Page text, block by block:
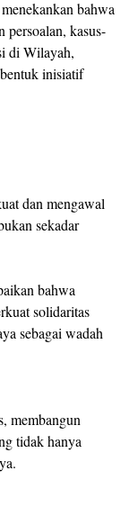
bahwa
persoalan, kasus-
di Wilayah,
inisiatif
dan mengawal
sekadar
bahwa
solidaritas
sebagai wadah
membangun
tidak hanya